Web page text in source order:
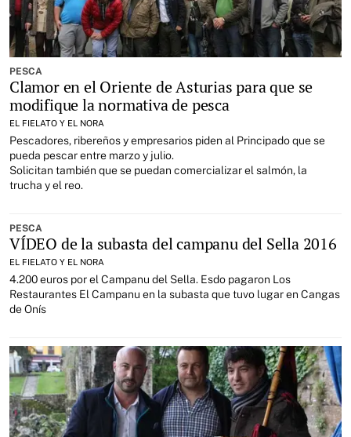
PESCA
Clamor en el Oriente de Asturias para que se
modifique la normativa de pesca
EL FIELATO Y EL NORA
Pescadores, ribereños y empresarios piden al Principado que se
pueda pescar entre marzo y julio.
Solicitan también que se puedan comercializar el salmón, la
trucha y el reo.
PESCA
VÍDEO de la subasta del campanu del Sella 2016
EL FIELATO Y EL NORA
4.200 euros por el Campanu del Sella. Esdo pagaron Los
Restaurantes El Campanu en la subasta que tuvo lugar en Cangas
de Onís